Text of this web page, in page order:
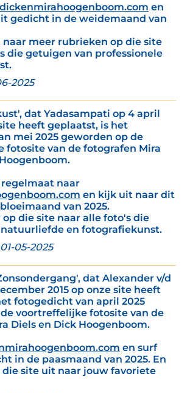
dickenmirahoogenboom.com en
gedicht in de weidemaand van
naar meer rubrieken op die site
die getuigen van professionele
2025
dat Yadasampati op 4 april
heeft geplaatst, is het
mei 2025 geworden op de
fotosite van de fotografen Mira
naar
en kijk uit naar dit
van 2025.
die site naar alle foto's die
en fotografiekunst.
05-2025
dat Alexander v/d
2015 op onze site heeft
fotogedicht van april 2025
voortreffelijke fotosite van de
Diels en Dick Hoogenboom.
en surf
in de paasmaand van 2025. En
die site uit naar jouw favoriete